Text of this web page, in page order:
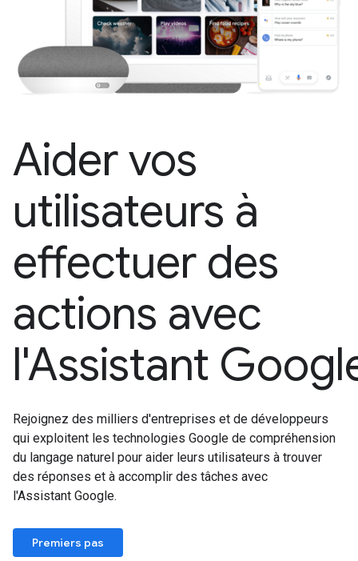
Aider vos
utilisateurs à
effectuer des
actions avec
l'Assistant
Rejoignez des milliers d'entreprises et de développeurs
qui exploitent les technologies Google de compréhension
du langage naturel pour aider leurs utilisateurs à trouver
des réponses et à accomplir des tâches avec
l'Assistant Google.
Premiers pas